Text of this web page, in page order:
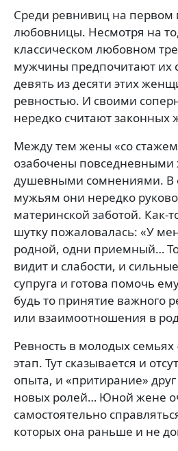
Среди ревнивиц на первом
любовницы. Несмотря на
классическом любовном
мужчины предпочитают их
девять из десяти этих
ревностью. И своими
нередко считают законных
Между тем жены «со
озабочены повседневными
душевными сомнениями. В
мужьям они нередко
материнской заботой. Как-
шутку пожаловалась: «У
родной, одни приемный…
видит и слабости, и
супруга и готова помочь
будь то принятие важного
или взаимоотношения в
Ревность в молодых
этап. Тут сказывается и
опыта, и «притирание»
новых ролей… Юной жене
самостоятельно
которых она раньше и не